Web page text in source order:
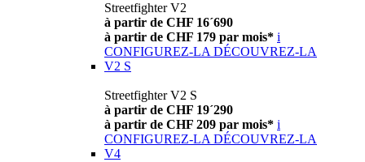
Streetfighter V2
à partir de CHF 16´690
à partir de CHF 179 par mois* i
CONFIGUREZ-LA DÉCOUVREZ-LA
V2 S
Streetfighter V2 S
à partir de CHF 19´290
à partir de CHF 209 par mois* i
CONFIGUREZ-LA DÉCOUVREZ-LA
V4